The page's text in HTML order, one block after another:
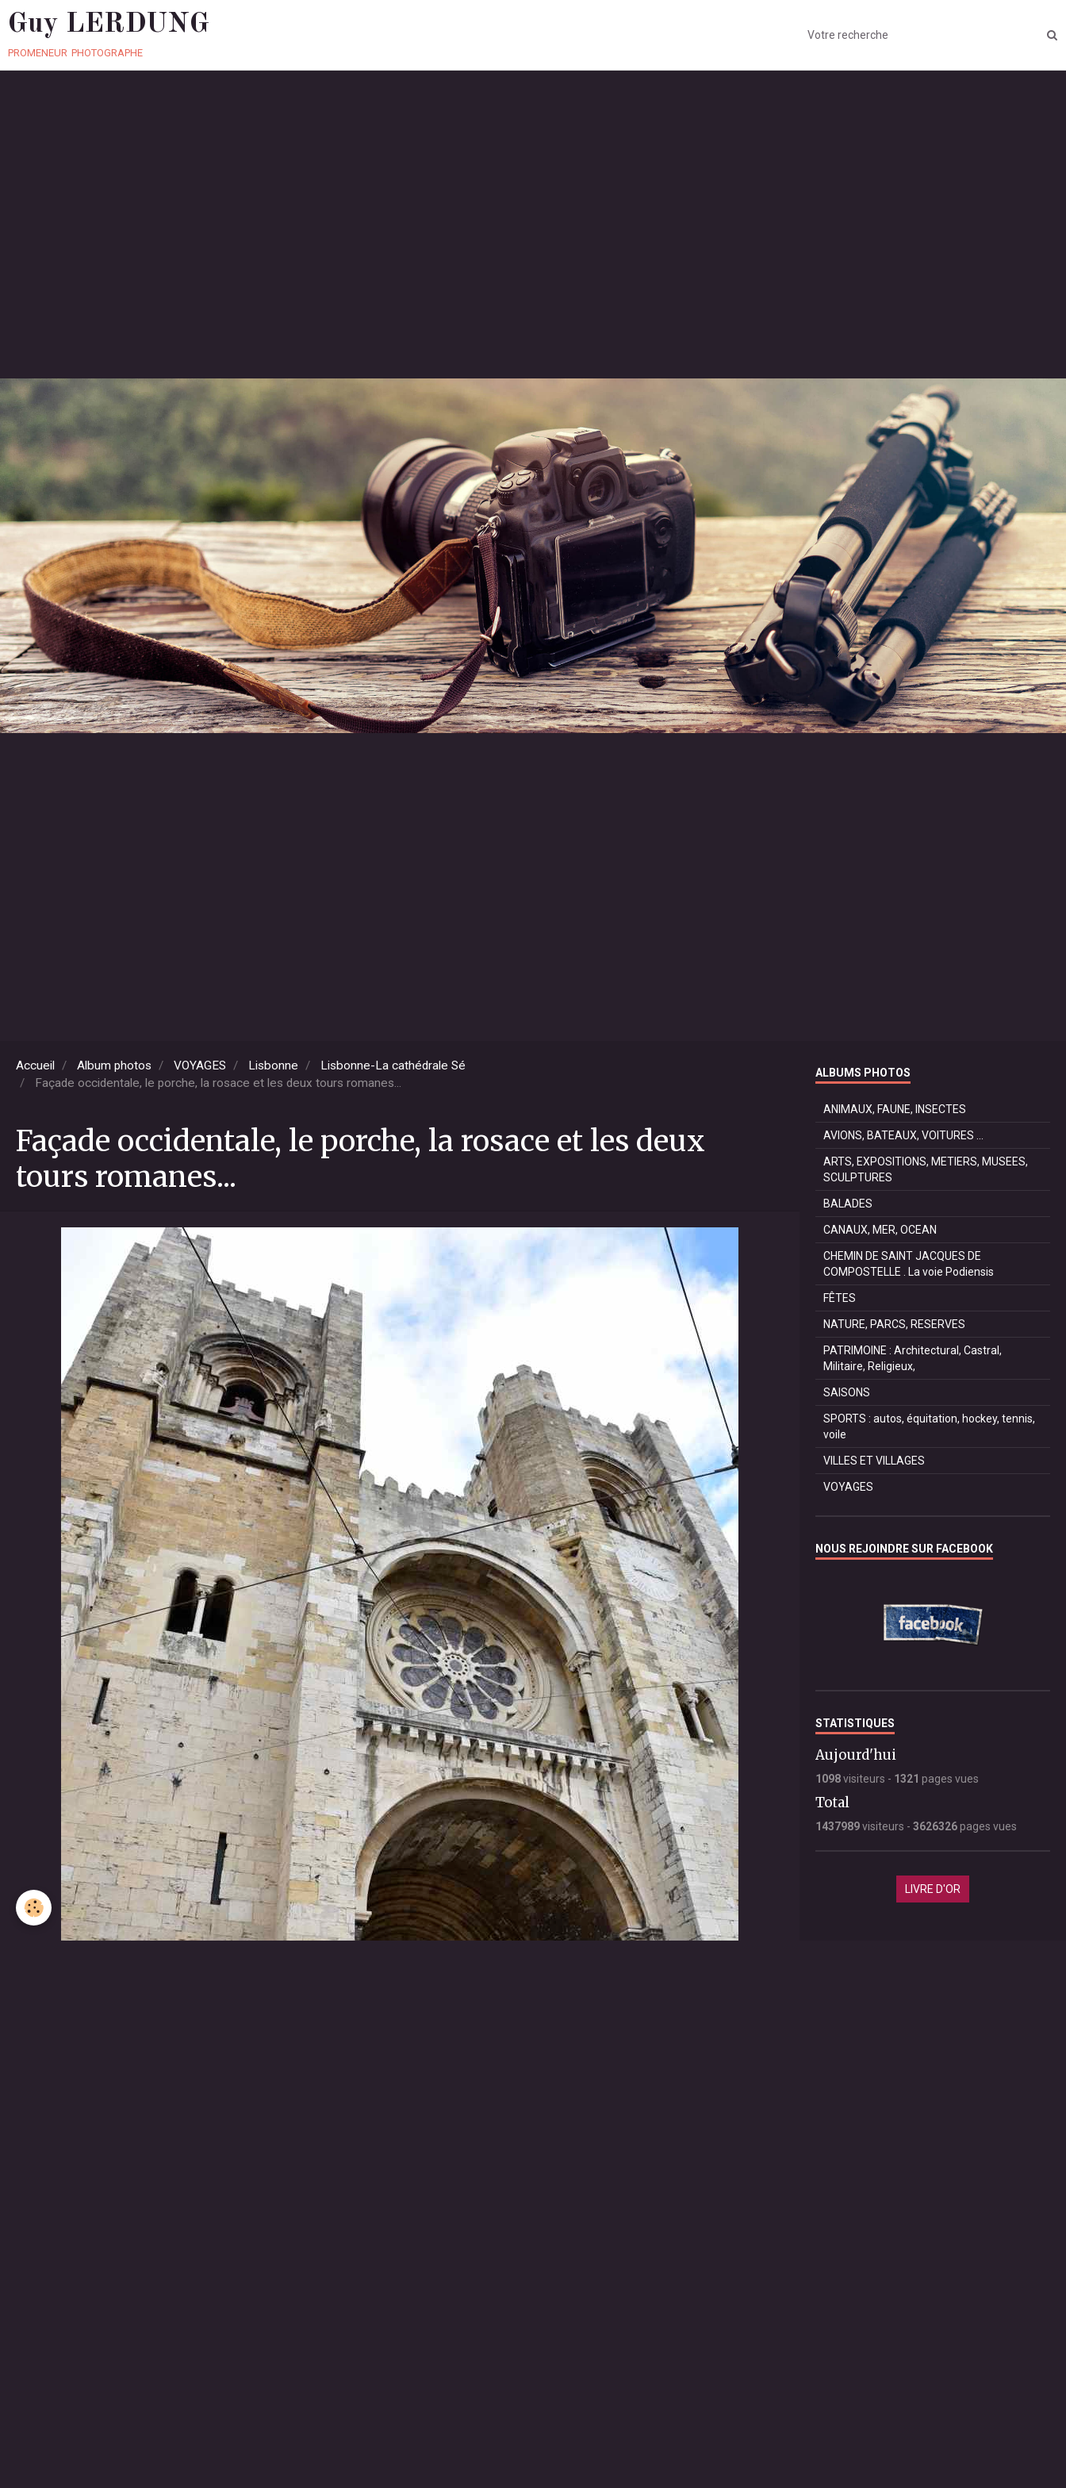
Guy LERDUNG
promeneur photographe
Accueil Album photos VOYAGES Lisbonne
Lisbonne-La cathédrale Sé
Façade occidentale, le porche, la rosace et les deux tours romanes...
Façade occidentale, le porche, la rosace et les deux
tours romanes...
ALBUMS PHOTOS
ANIMAUX, FAUNE, INSECTES
AVIONS, BATEAUX, VOITURES ...
ARTS, EXPOSITIONS, METIERS, MUSEES,
SCULPTURES
BALADES
CANAUX, MER, OCEAN
CHEMIN DE SAINT JACQUES DE
COMPOSTELLE . La voie Podiensis
FÊTES
NATURE, PARCS, RESERVES
PATRIMOINE : Architectural, Castral,
Militaire, Religieux,
SAISONS
SPORTS : autos, équitation, hockey, tennis,
voile
VILLES ET VILLAGES
VOYAGES
NOUS REJOINDRE SUR FACEBOOK
STATISTIQUES
Aujourd'hui
1098visiteurs - 1321 pages vues
Total
1437989visiteurs - 3626326pages vues
LIVRE D'OR